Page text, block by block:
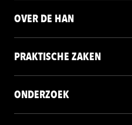
OVER DE HAN
PRAKTISCHE ZAKEN
ONDERZOEK